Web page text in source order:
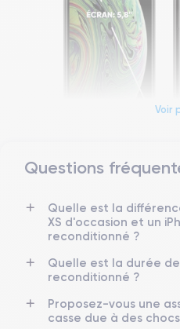
Dimensions et
Date de sortie
12/09/2018
Dimensions
143.6×70.9×7.7 mm
Écran
OLED 5.8 pouces
Voir
Questions
Quelle est la
XS d'occasion et un
reconditionné ?
Quelle est la durée de
reconditionné ?
Proposez-vous une
casse due à des